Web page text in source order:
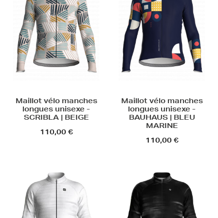
Maillot vélo manches
longues unisexe -
SCRIBLA | BEIGE
110,00 €
Maillot vélo manches
longues unisexe -
BAUHAUS | BLEU
MARINE
110,00 €